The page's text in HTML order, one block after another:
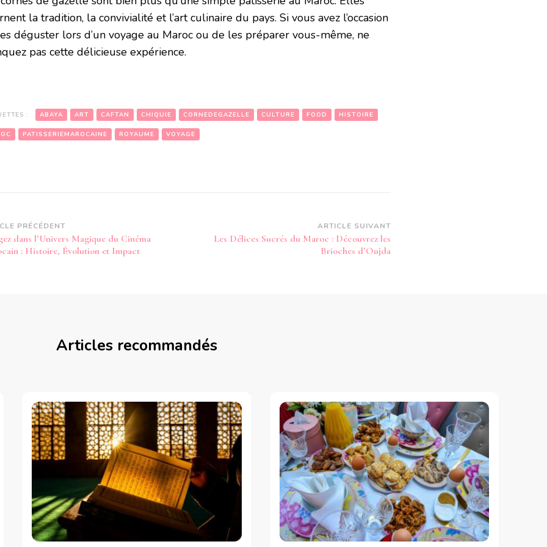
la tradition, la convivialité et l’art culinaire du pays. Si vous avez l’occasion
déguster lors d’un voyage au Maroc ou de les préparer vous-même, ne
pas cette délicieuse expérience.
: ABAYA ART CAFTAN CHIQUIE CORNEDEGAZELLE CULTURE FOOD HISTOIRE
PATISSERIEMAROCAINE ROYAUME VOYAGE
PRÉCÉDENT
dans l’Univers Magique du Cinéma
: Histoire, Évolution et Impact
ARTICLE SUIVANT
Les Délices Sucrés du Maroc : Découvrez les
Brioches d’Oujda
Articles recommandés